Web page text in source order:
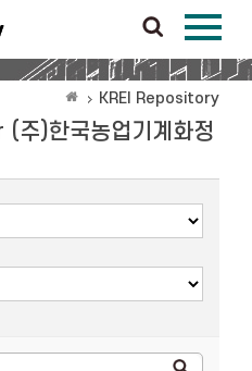
KREI Repository
)한국농업기계화정